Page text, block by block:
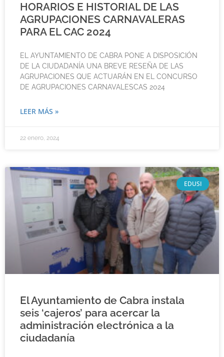
HORARIOS E HISTORIAL DE LAS
AGRUPACIONES CARNAVALERAS
PARA EL CAC 2024
EL AYUNTAMIENTO DE CABRA PONE A DISPOSICIÓN
DE LA CIUDADANÍA UNA BREVE RESEÑA DE LAS
AGRUPACIONES QUE ACTUARÁN EN EL CONCURSO
DE AGRUPACIONES CARNAVALESCAS 2024
LEER MÁS »
22 enero, 2024
EDUSI
El Ayuntamiento de Cabra instala
seis ‘cajeros’ para acercar la
administración electrónica a la
ciudadanía